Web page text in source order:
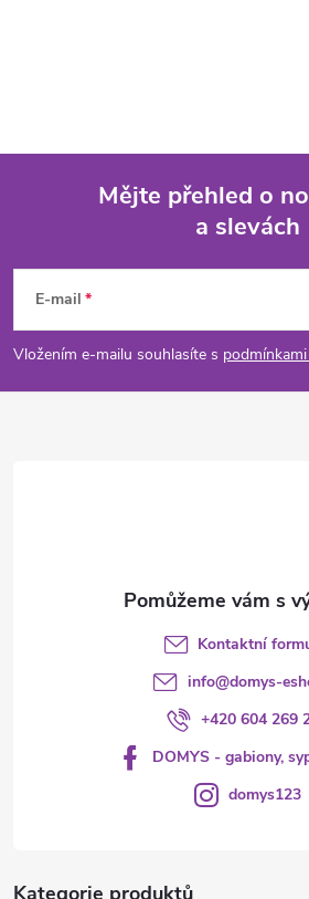
a
í
p
p
Mějte přehled o
a slevách
E-mail
Vložením e-mailu souhlasíte s
Kontaktní
info@domys-
+420 604 269
DOMYS - gabiony,
domys123